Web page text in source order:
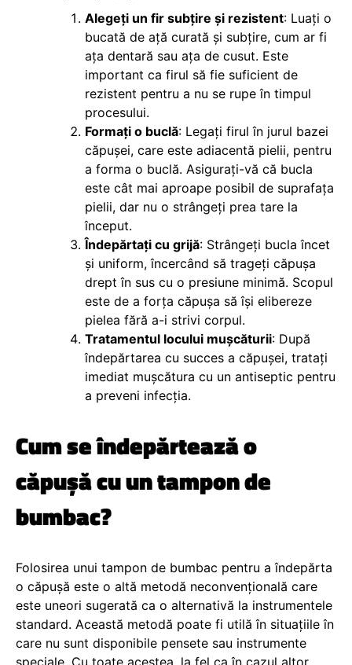
Alegeți un fir subțire și rezistent: Luați o
bucată de ață curată și subțire, cum ar fi
ața dentară sau ața de cusut. Este
important ca firul să fie suficient de
rezistent pentru a nu se rupe în timpul
procesului.
Formați o buclă: Legați firul în jurul bazei
căpușei, care este adiacentă pielii, pentru
a forma o buclă. Asigurați-vă că bucla
este cât mai aproape posibil de suprafața
pielii, dar nu o strângeți prea tare la
început.
Îndepărtați cu grijă: Strângeți bucla încet
și uniform, încercând să trageți căpușa
drept în sus cu o presiune minimă. Scopul
este de a forța căpușa să își elibereze
pielea fără a-i strivi corpul.
Tratamentul locului mușcăturii: După
îndepărtarea cu succes a căpușei, tratați
imediat mușcătura cu un antiseptic pentru
a preveni infecția.
Cum se îndepărtează o
căpușă cu un tampon de
bumbac?
Folosirea unui tampon de bumbac pentru a îndepărta
o căpușă este o altă metodă neconvențională care
este uneori sugerată ca o alternativă la instrumentele
standard. Această metodă poate fi utilă în situațiile în
care nu sunt disponibile pensete sau instrumente
speciale. Cu toate acestea, la fel ca în cazul altor